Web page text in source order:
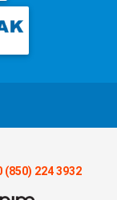
(850) 224 3932